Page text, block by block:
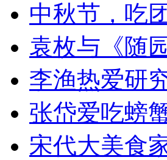
中秋节，吃
袁枚与《随
李渔热爱研
张岱爱吃螃
宋代大美食